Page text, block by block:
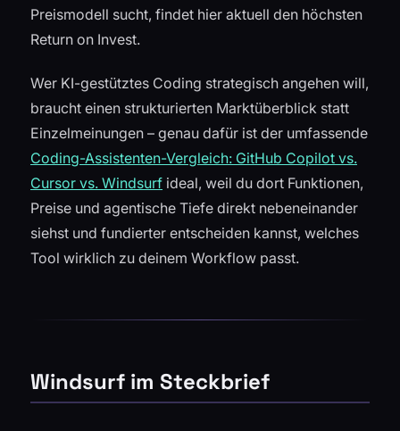
Preismodell sucht, findet hier aktuell den höchsten
Return on Invest.
Wer KI-gestütztes Coding strategisch angehen will,
braucht einen strukturierten Marktüberblick statt
Einzelmeinungen – genau dafür ist der umfassende
Coding-Assistenten-Vergleich: GitHub Copilot vs.
Cursor vs. Windsurf ideal, weil du dort Funktionen,
Preise und agentische Tiefe direkt nebeneinander
siehst und fundierter entscheiden kannst, welches
Tool wirklich zu deinem Workflow passt.
Windsurf im Steckbrief